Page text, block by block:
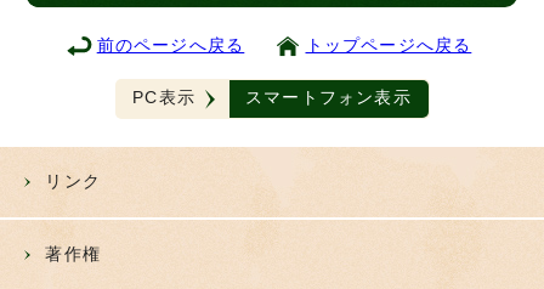
前のページへ戻る トップページへ戻る
PC表示 スマートフォン表示
リンク
著作権